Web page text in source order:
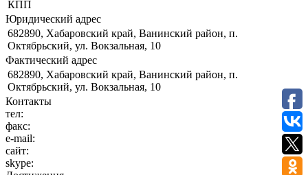
КПП
Юридический адрес
682890, Хабаровский край, Ванинский район, п.
Октябрьский, ул. Вокзальная, 10
Фактический адрес
682890, Хабаровский край, Ванинский район, п.
Октябрьский, ул. Вокзальная, 10
Контакты
тел:
факс:
e-mail:
сайт:
skype: